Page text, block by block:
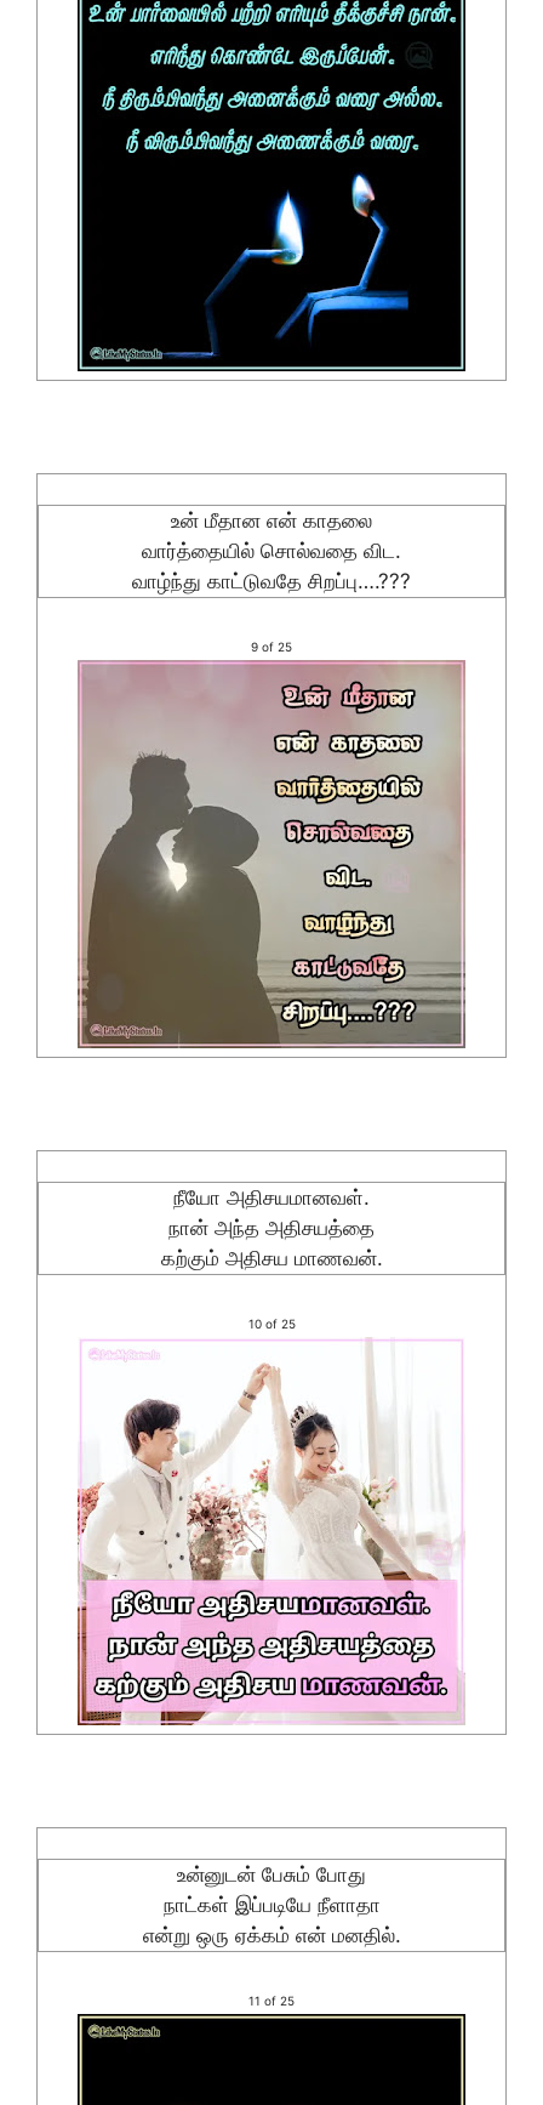
உன் மீதான என் காதலை
வார்த்தையில் சொல்வதை விட.
வாழ்ந்து காட்டுவதே சிறப்பு….???
9 of 25
நீயோ அதிசயமானவள்.
நான் அந்த அதிசயத்தை
கற்கும் அதிசய மாணவன்.
10 of 25
உன்னுடன் பேசும் போது
நாட்கள் இப்படியே நீளாதா
என்று ஒரு ஏக்கம் என் மனதில்.
11 of 25